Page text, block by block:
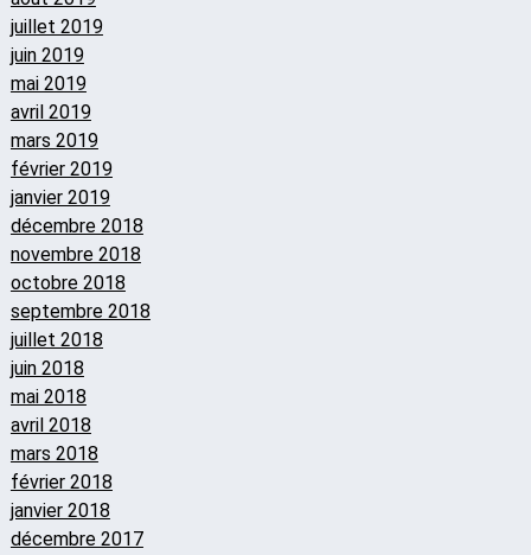
juillet 2019
juin 2019
mai 2019
avril 2019
mars 2019
février 2019
janvier 2019
décembre 2018
novembre 2018
octobre 2018
septembre 2018
juillet 2018
juin 2018
mai 2018
avril 2018
mars 2018
février 2018
janvier 2018
décembre 2017